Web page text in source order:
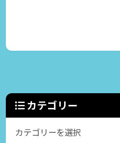
カテゴリー